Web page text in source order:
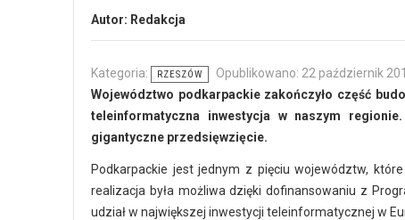
Autor: Redakcja
Kategoria: RZESZÓW
Opublikowano: 22 październik
Województwo podkarpackie zakończyło część
teleinformatyczna inwestycja w naszym
gigantyczne przedsięwzięcie.
Podkarpackie jest jednym z pięciu województw,
realizacja była możliwa dzięki dofinansowaniu z
udział w największej inwestycji teleinformatycznej w